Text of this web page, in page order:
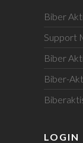
Biber
Support
Biber
Biber-
LOGIN